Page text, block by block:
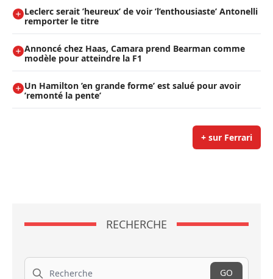
Leclerc serait ’heureux’ de voir ’l’enthousiaste’ Antonelli
remporter le titre
Annoncé chez Haas, Camara prend Bearman comme
modèle pour atteindre la F1
Un Hamilton ’en grande forme’ est salué pour avoir
’remonté la pente’
+ sur Ferrari
RECHERCHE
Recherche
GO